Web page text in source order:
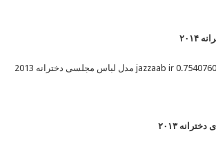
۲۰۱۴
۲۰۱۳